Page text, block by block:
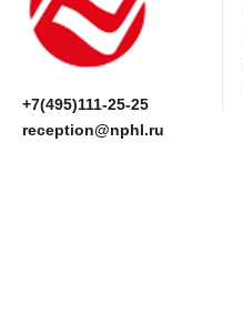
+7(495)111-25-25
reception@nphl.ru